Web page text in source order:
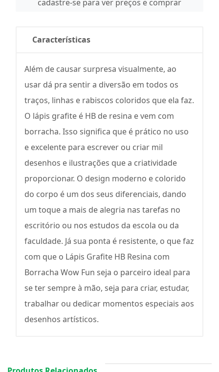
cadastre-se para ver preços e comprar
Características
Além de causar surpresa visualmente, ao
usar dá pra sentir a diversão em todos os
traços, linhas e rabiscos coloridos que ela faz.
O lápis grafite é HB de resina e vem com
borracha. Isso significa que é prático no uso
e excelente para escrever ou criar mil
desenhos e ilustrações que a criatividade
proporcionar. O design moderno e colorido
do corpo é um dos seus diferenciais, dando
um toque a mais de alegria nas tarefas no
escritório ou nos estudos da escola ou da
faculdade. Já sua ponta é resistente, o que faz
com que o Lápis Grafite HB Resina com
Borracha Wow Fun seja o parceiro ideal para
se ter sempre à mão, seja para criar, estudar,
trabalhar ou dedicar momentos especiais aos
desenhos artísticos.